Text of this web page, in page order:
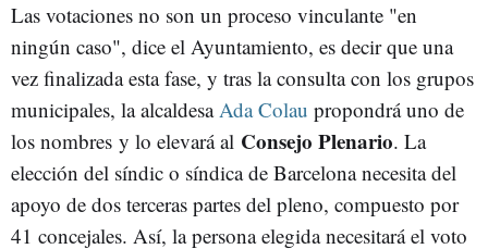
Las votaciones no son un proceso vinculante "en
ningún caso", dice el Ayuntamiento, es decir que una
vez finalizada esta fase, y tras la consulta con los grupos
municipales, la alcaldesaAda Colau propondrá uno de
los nombres y lo elevará al Consejo Plenario. La
elección del síndic o síndica de Barcelona necesita del
apoyo de dos terceras partes del pleno, compuesto por
41 concejales. Así, la persona elegida necesitará el voto